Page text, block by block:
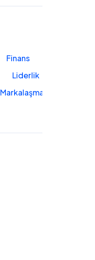
Finans
Liderlik
Markalaşma